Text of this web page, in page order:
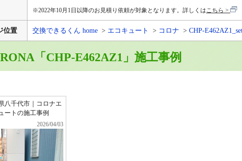
※2022年10月1日以降のお見積り依頼が対象となります。 詳しくはこちら
位置 交換できるくん home エコキュート コロナ CHP-
「CHP-E462AZ1」施工事例
八千代市｜コロナエ
ートの施工事例
2026/04/03